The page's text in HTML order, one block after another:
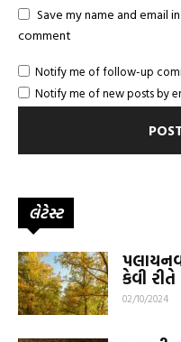
Save my name and email
comment
Notify me of follow-up
Notify me of new posts by
લેટેસ્ટ
કેવી
02/10/2024